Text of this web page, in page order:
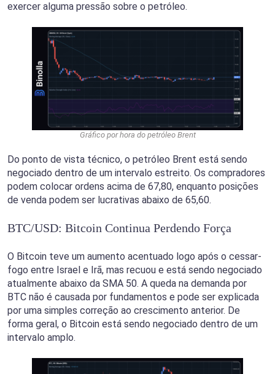
exercer alguma pressão sobre o petróleo.
Gráfico por hora do petróleo Brent
Do ponto de vista técnico, o petróleo Brent está sendo
negociado dentro de um intervalo estreito. Os compradores
podem colocar ordens acima de 67,80, enquanto posições
de venda podem ser lucrativas abaixo de 65,60.
BTC/USD: Bitcoin Continua Perdendo Força
O Bitcoin teve um aumento acentuado logo após o cessar-
fogo entre Israel e Irã, mas recuou e está sendo negociado
atualmente abaixo da SMA 50. A queda na demanda por
BTC não é causada por fundamentos e pode ser explicada
por uma simples correção ao crescimento anterior. De
forma geral, o Bitcoin está sendo negociado dentro de um
intervalo amplo.